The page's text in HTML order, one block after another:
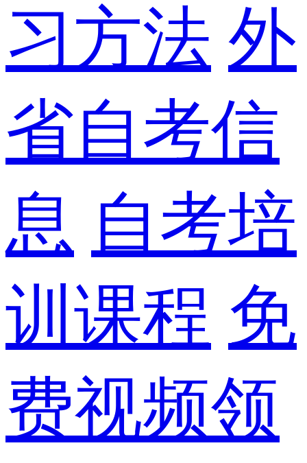
习方法 外
省自考信
息 自考培
训课程 免
费视频领